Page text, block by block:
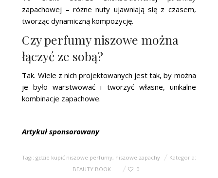
zapachowej – różne nuty ujawniają się z czasem,
tworząc dynamiczną kompozycję.
Czy perfumy niszowe można
łączyć ze sobą?
Tak. Wiele z nich projektowanych jest tak, by można
je było warstwować i tworzyć własne, unikalne
kombinacje zapachowe.
Artykuł sponsorowany
Tagi: gdzie kupić niszowe perfumy, niszowe zapachy
Kategoria:
BEAUTY BOOK
0